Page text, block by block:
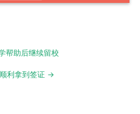
帮助后继续留校
顺利拿到签证 →